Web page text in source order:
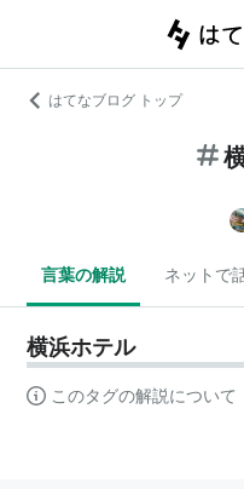
はてなブログ トップ
言葉の解説 ネットで
横浜ホテル
このタグの解説について